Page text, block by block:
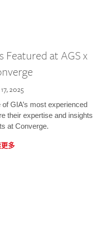
Featured at AGS x
2025
GIA’s most experienced
their expertise and insights
at Converge.
多